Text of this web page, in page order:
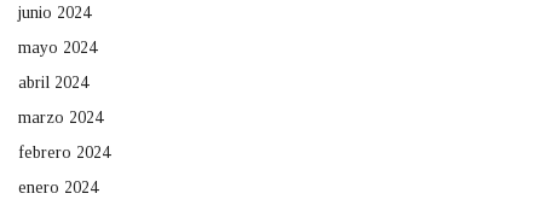
junio 2024
mayo 2024
abril 2024
marzo 2024
febrero 2024
enero 2024